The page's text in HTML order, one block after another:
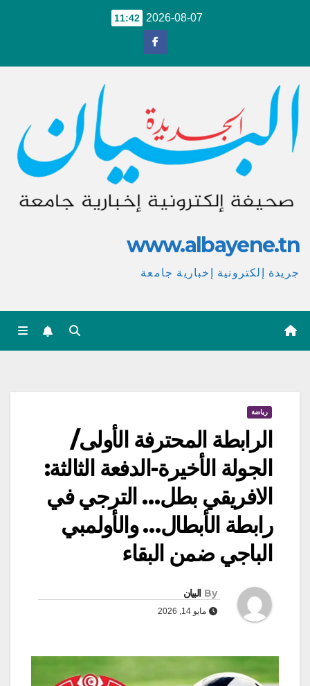
2026-08-07
11:42
www.albayene.tn
جريدة إلكترونية إخبارية جامعة
رياضة
الرابطة المحترفة الأولى/
الجولة الأخيرة-الدفعة الثالثة:
الافريقي بطل… الترجي في
رابطة الأبطال… والأولمبي
الباجي ضمن البقاء
By البيان
مايو 14, 2026